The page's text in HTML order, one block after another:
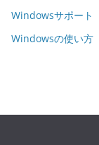
Windowsサポート
Windowsの使い方